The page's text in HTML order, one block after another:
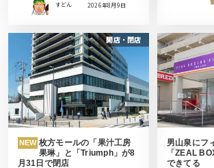
すどん 2026年8月9日
開店・閉店
NEW 枚方モールの「果汁工房
果琳」と「Triumph」が8
月31日で閉店
男山泉にフ
「ZEAL
できてる